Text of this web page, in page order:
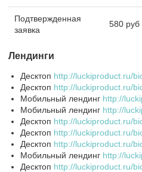
Подтвержденная
заявка
580 руб
Лендинги
Десктоп http://luckiproduct.ru/
Десктоп http://luckiproduct.ru/
Мобильный лендинг http://
Мобильный лендинг http://
Десктоп http://luckiproduct.ru/
Десктоп http://luckiproduct.ru/
Десктоп http://luckiproduct.ru/
Мобильный лендинг http://
Десктоп http://luckiproduct.ru/